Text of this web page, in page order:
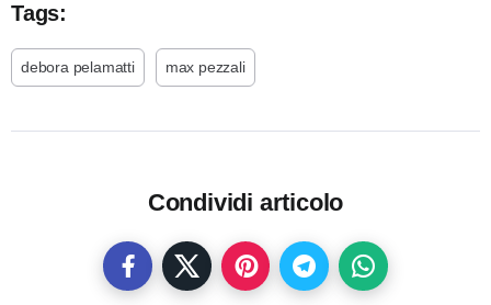
Tags:
debora pelamatti max pezzali
Condividi articolo